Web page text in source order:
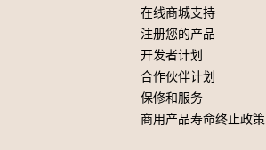
在线商城支持
注册您的产品
开发者计划
合作伙伴计划
保修和服务
商用产品寿命终止政策